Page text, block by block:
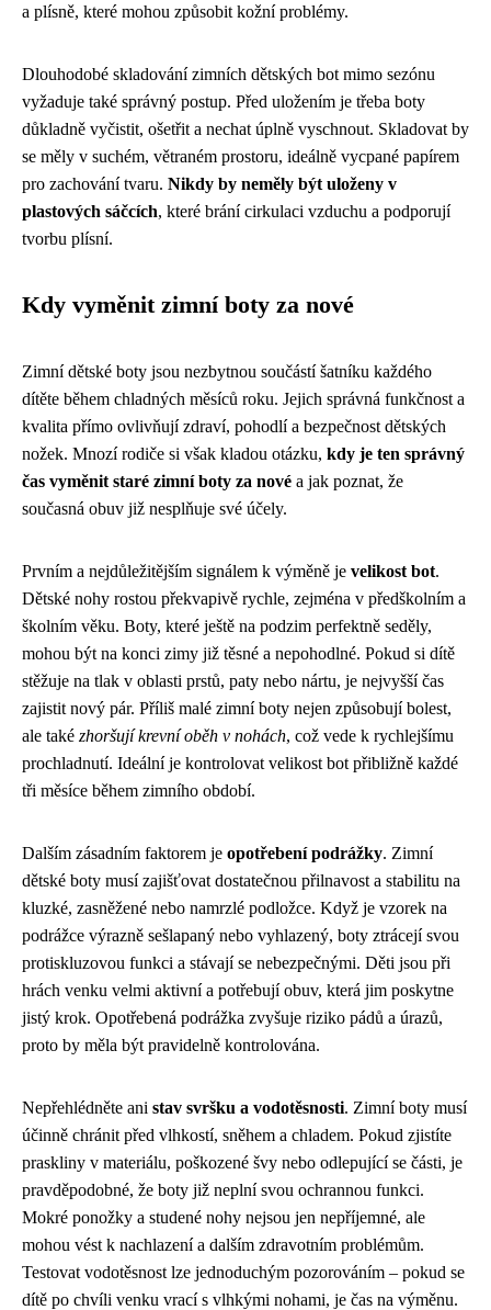
a plísně, které mohou způsobit kožní problémy.
Dlouhodobé skladování zimních dětských bot mimo sezónu
vyžaduje také správný postup. Před uložením je třeba boty
důkladně vyčistit, ošetřit a nechat úplně vyschnout. Skladovat by
se měly v suchém, větraném prostoru, ideálně vycpané papírem
pro zachování tvaru. Nikdy by neměly být uloženy v
plastových sáčcích, které brání cirkulaci vzduchu a podporují
tvorbu plísní.
Kdy vyměnit zimní boty za nové
Zimní dětské boty jsou nezbytnou součástí šatníku každého
dítěte během chladných měsíců roku. Jejich správná funkčnost a
kvalita přímo ovlivňují zdraví, pohodlí a bezpečnost dětských
nožek. Mnozí rodiče si však kladou otázku, kdy je ten správný
čas vyměnit staré zimní boty za nové a jak poznat, že
současná obuv již nesplňuje své účely.
Prvním a nejdůležitějším signálem k výměně je velikost bot.
Dětské nohy rostou překvapivě rychle, zejména v předškolním a
školním věku. Boty, které ještě na podzim perfektně seděly,
mohou být na konci zimy již těsné a nepohodlné. Pokud si dítě
stěžuje na tlak v oblasti prstů, paty nebo nártu, je nejvyšší čas
zajistit nový pár. Příliš malé zimní boty nejen způsobují bolest,
ale také zhoršují krevní oběh v nohách, což vede k rychlejšímu
prochladnutí. Ideální je kontrolovat velikost bot přibližně každé
tři měsíce během zimního období.
Dalším zásadním faktorem je opotřebení podrážky. Zimní
dětské boty musí zajišťovat dostatečnou přilnavost a stabilitu na
kluzké, zasněžené nebo namrzlé podložce. Když je vzorek na
podrážce výrazně sešlapaný nebo vyhlazený, boty ztrácejí svou
protiskluzovou funkci a stávají se nebezpečnými. Děti jsou při
hrách venku velmi aktivní a potřebují obuv, která jim poskytne
jistý krok. Opotřebená podrážka zvyšuje riziko pádů a úrazů,
proto by měla být pravidelně kontrolována.
Nepřehlédněte ani stav svršku a vodotěsnosti. Zimní boty musí
účinně chránit před vlhkostí, sněhem a chladem. Pokud zjistíte
praskliny v materiálu, poškozené švy nebo odlepující se části, je
pravděpodobné, že boty již neplní svou ochrannou funkci.
Mokré ponožky a studené nohy nejsou jen nepříjemné, ale
mohou vést k nachlazení a dalším zdravotním problémům.
Testovat vodotěsnost lze jednoduchým pozorováním – pokud se
dítě po chvíli venku vrací s vlhkými nohami, je čas na výměnu.